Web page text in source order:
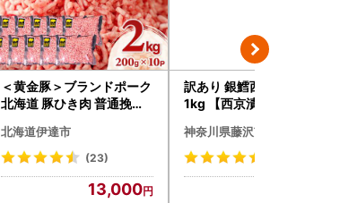
＜黄金豚＞ブランドポーク
北海道 豚ひき肉 普通挽き
北海道伊達市
(23)
13,000
訳あり 銀鱈西京漬け 10切
1kg 【西京漬け】
神奈川県藤沢市